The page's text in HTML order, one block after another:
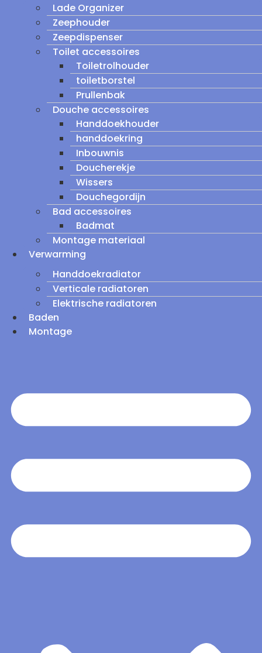
Lade Organizer
Zeephouder
Zeepdispenser
Toilet accessoires
Toiletrolhouder
toiletborstel
Prullenbak
Douche accessoires
Handdoekhouder
handdoekring
Inbouwnis
Doucherekje
Wissers
Douchegordijn
Bad accessoires
Badmat
Montage materiaal
Verwarming
Handdoekradiator
Verticale radiatoren
Elektrische radiatoren
Baden
Montage